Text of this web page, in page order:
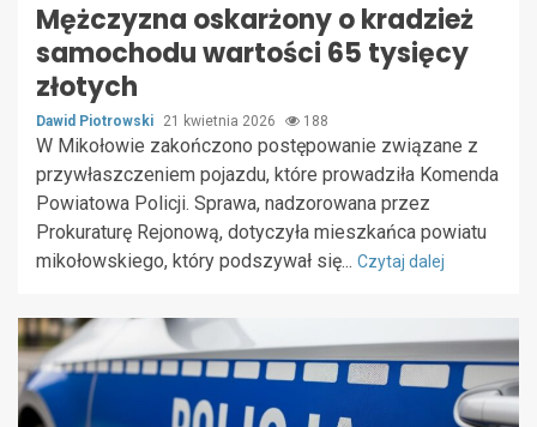
Mężczyzna oskarżony o kradzież
samochodu wartości 65 tysięcy
złotych
Dawid Piotrowski 21 kwietnia 2026 188
W Mikołowie zakończono postępowanie związane z
przywłaszczeniem pojazdu, które prowadziła Komenda
Powiatowa Policji. Sprawa, nadzorowana przez
Prokuraturę Rejonową, dotyczyła mieszkańca powiatu
mikołowskiego, który podszywał się... Czytaj dalej